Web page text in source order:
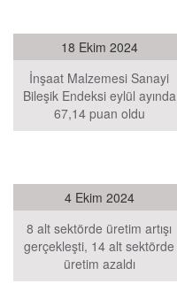
18 Ekim 2024
İnşaat Malzemesi Sanayi
Bileşik Endeksi eylül ayında
67,14 puan oldu
4 Ekim 2024
8 alt sektörde üretim artışı
gerçekleşti, 14 alt sektörde
üretim azaldı